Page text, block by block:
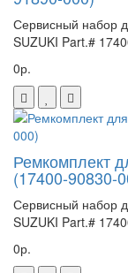
Сервисный набор
SUZUKI Part.#
0р.
Ремкомплект
(17400-90830-
Сервисный набор
SUZUKI Part.#
0р.